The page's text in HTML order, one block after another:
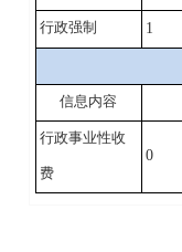
行政强制 1
信息内容
行政事业性收
费
0